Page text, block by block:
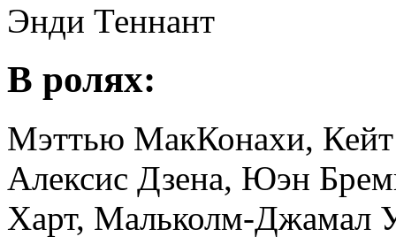
Энди Теннант
В ролях:
Мэттью МакКонахи, Кейт
Алексис Дзена, Юэн
Харт, Мальколм-Джамал